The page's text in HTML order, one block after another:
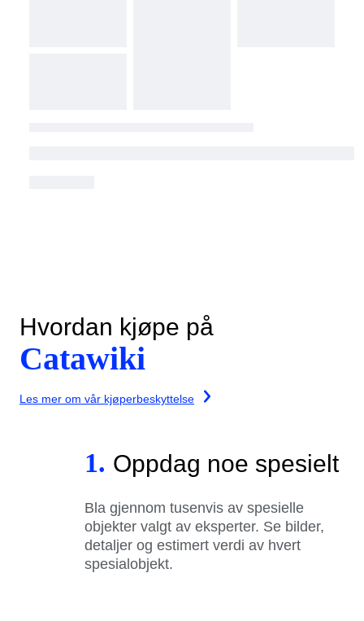
Hvordan kjøpe på
Catawiki
Les mer om vår kjøperbeskyttelse
1. Oppdag noe spesielt
Bla gjennom tusenvis av spesielle
objekter valgt av eksperter. Se bilder,
detaljer og estimert verdi av hvert
spesialobjekt.